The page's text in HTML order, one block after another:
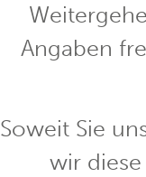
Angaben
Soweit Sie
wir